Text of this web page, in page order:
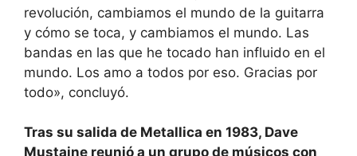
revolución, cambiamos el mundo de la guitarra
y cómo se toca, y cambiamos el mundo. Las
bandas en las que he tocado han influido en el
mundo. Los amo a todos por eso. Gracias por
todo», concluyó.
Tras su salida de Metallica en 1983, Dave
Mustaine reunió a un grupo de músicos con